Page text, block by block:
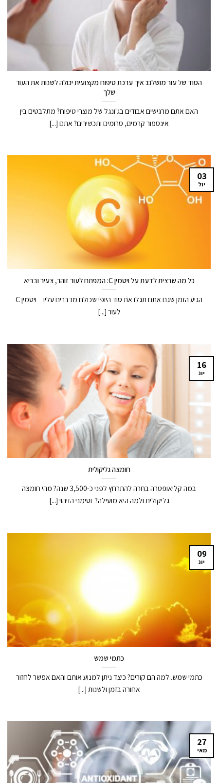
הסוד של עור מושלם: איך ערכת טיפוח מקצועית יכולה לשנות את העור
שלך
האם אתם מרגישים אבודים בג'ונגל של מוצרי טיפוח? מתלבטים בין
אינספור קרמים, סרומים ותכשירים? אתם [...]
כל מה שרצית לדעת על ויטמין C: המפתח לעור זוהר, צעיר ובריא
הגיע הזמן שגם אתם תגלו את סוד היופי שכולם מדברים עליו – ויטמין C
לעור [...]
03
יול
חומצה גליקולית
במה קליאופטרה בחרה להתרחץ לפני כ-3,500 שנה? מהי חומצה
גליקולית ולמה היא מועילה? וסימני הזיהוי [...]
16
יונ
כתמי שמש
כתמי שמש. למה הם קורים? כיצד ניתן למנוע אותם והאם אפשר לחזור
אחורה בזמן ולשנות [...]
09
יונ
27
מאי